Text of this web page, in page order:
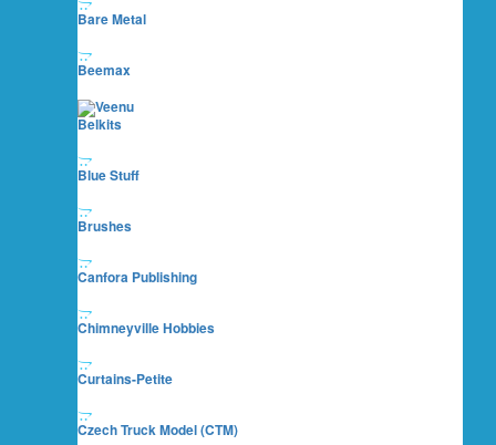
Bare Metal
Beemax
Belkits
Blue Stuff
Brushes
Canfora Publishing
Chimneyville Hobbies
Curtains-Petite
Czech Truck Model (CTM)